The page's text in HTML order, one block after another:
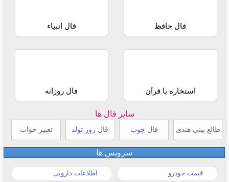
فال حافظ فال انبیاء
استخاره با قرآن فال روزانه
سایر فال ها
طالع بینی هندی فال چوب فال روز تولد تعبیر خواب
سرویس ها
قیمت خودرو اطلاعات دارویی